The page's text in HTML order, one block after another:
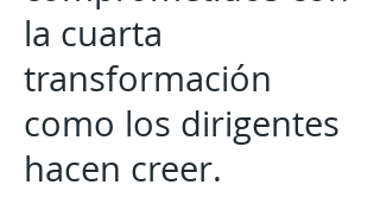
la cuarta
transformación
como los dirigentes
hacen creer.